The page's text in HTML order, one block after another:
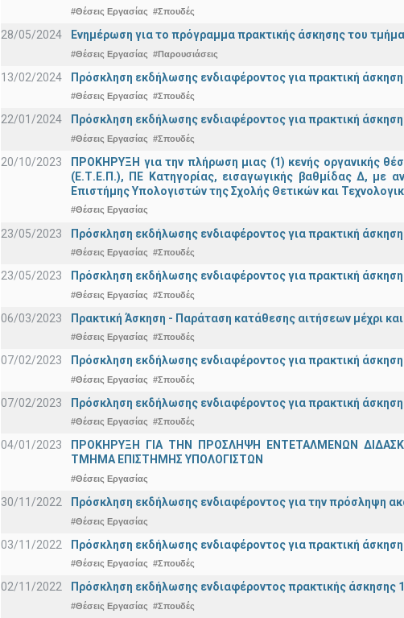
#Θέσεις Εργασίας #Σπουδές
28/05/2024 Ενημέρωση για το πρόγραμμα πρακτικής άσκησης του
#Θέσεις Εργασίας #Παρουσιάσεις
13/02/2024 Πρόσκληση εκδήλωσης ενδιαφέροντος για πρακτική
#Θέσεις Εργασίας #Σπουδές
22/01/2024 Πρόσκληση εκδήλωσης ενδιαφέροντος για πρακτική
#Θέσεις Εργασίας #Σπουδές
20/10/2023
ΠΡΟΚΗΡΥΞΗ για την πλήρωση μιας (1) κενής οργανικής
(Ε.Τ.Ε.Π.), ΠΕ Κατηγορίας, εισαγωγικής βαθμίδας Δ, με
Επιστήμης Υπολογιστών της Σχολής Θετικών και
#Θέσεις Εργασίας
23/05/2023 Πρόσκληση εκδήλωσης ενδιαφέροντος για πρακτική
#Θέσεις Εργασίας #Σπουδές
23/05/2023 Πρόσκληση εκδήλωσης ενδιαφέροντος για πρακτική
#Θέσεις Εργασίας #Σπουδές
06/03/2023 Πρακτική Άσκηση - Παράταση κατάθεσης αιτήσεων μέχρι
#Θέσεις Εργασίας #Σπουδές
07/02/2023 Πρόσκληση εκδήλωσης ενδιαφέροντος για πρακτική
#Θέσεις Εργασίας #Σπουδές
07/02/2023 Πρόσκληση εκδήλωσης ενδιαφέροντος για πρακτική
#Θέσεις Εργασίας #Σπουδές
04/01/2023
ΠΡΟΚΗΡΥΞΗ ΓΙΑ ΤΗΝ ΠΡΟΣΛΗΨΗ ΕΝΤΕΤΑΛΜΕΝΩΝ
ΤΜΗΜΑ ΕΠΙΣΤΗΜΗΣ ΥΠΟΛΟΓΙΣΤΩΝ
#Θέσεις Εργασίας
30/11/2022 Πρόσκληση εκδήλωσης ενδιαφέροντος για την πρόσληψη
#Θέσεις Εργασίας
03/11/2022 Πρόσκληση εκδήλωσης ενδιαφέροντος για πρακτική
#Θέσεις Εργασίας #Σπουδές
02/11/2022 Πρόσκληση εκδήλωσης ενδιαφέροντος πρακτικής άσκησης
#Θέσεις Εργασίας #Σπουδές